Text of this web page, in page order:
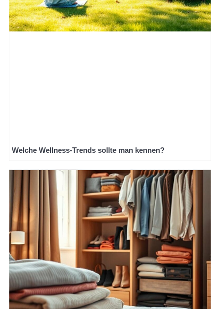
Welche Wellness-Trends sollte man kennen?